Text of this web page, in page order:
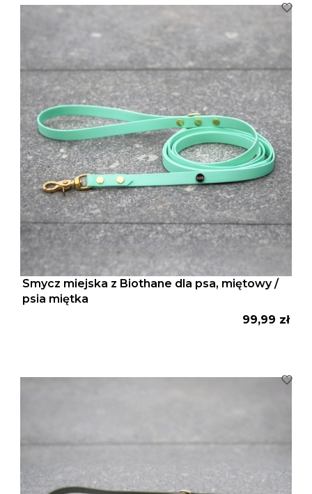
Smycz miejska z Biothane dla psa, miętowy /
psia miętka
Cena
99,99 zł